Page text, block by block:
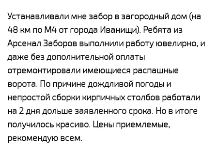
Устанавливали мне забор в загородный дом (на
48 км по М4 от города Иванищи). Ребята из
Арсенал Заборов выполнили работу ювелирно, и
даже без дополнительной оплаты
отремонтировали имеющиеся распашные
ворота. По причине дождливой погоды и
непростой сборки кирпичных столбов работали
на 2 дня дольше заявленного срока. Но в итоге
получилось красиво. Цены приемлемые,
рекомендую всем.